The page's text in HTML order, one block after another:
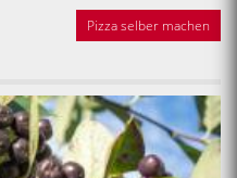
Pizza selber machen